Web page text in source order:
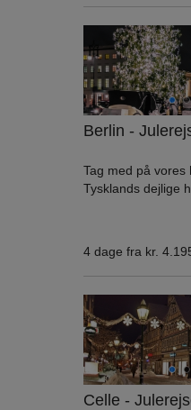
Berlin -
Tag med på vores
Tysklands dejlige
4 dage fra kr.
Celle -